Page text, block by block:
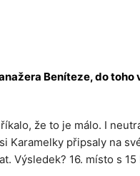
Beníteze, do
že to je málo. I
připsaly na
Výsledek? 16. místo s